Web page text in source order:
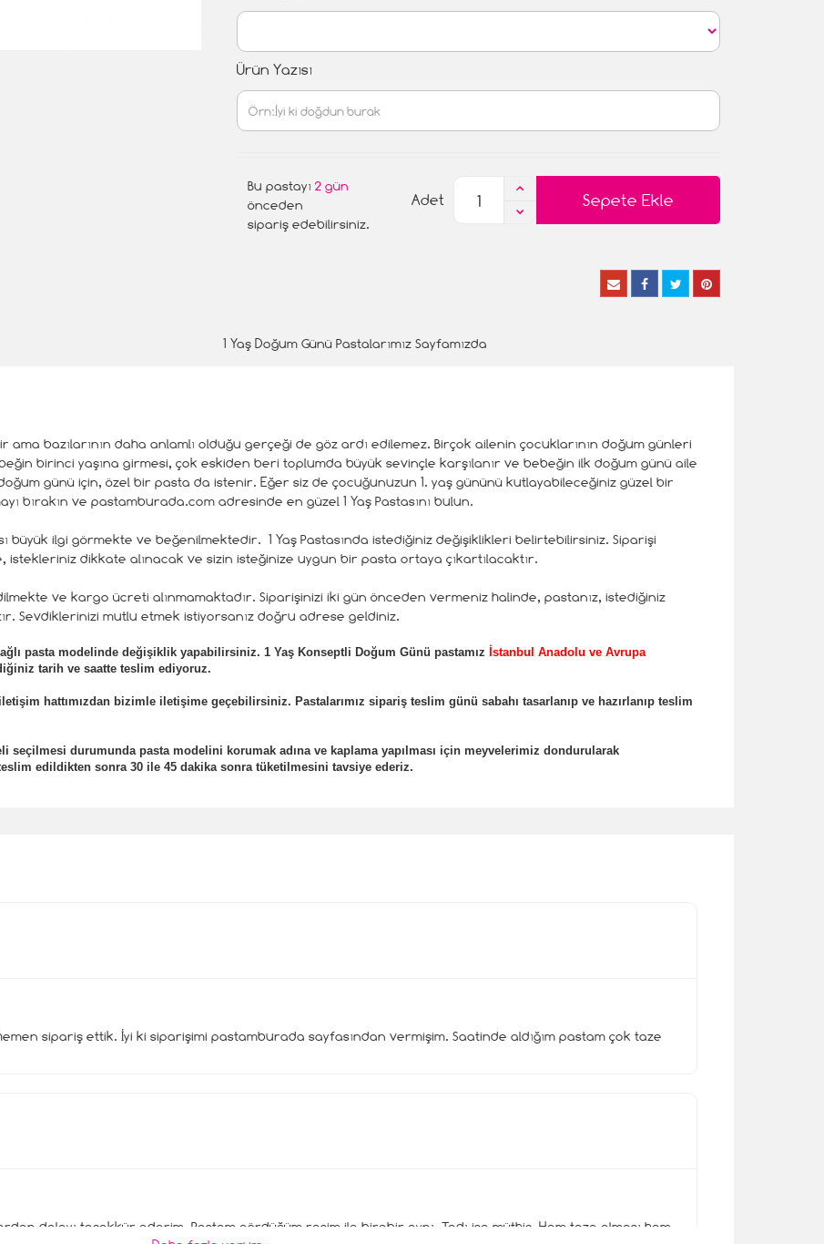
Ürün Yazısı
Bu pastayı 2 gün
önceden
sipariş edebilirsiniz.
Sepete Ekle
Adet
1 Yaş Doğum Günü Pastalarımız Sayfamızda
ama bazılarının daha anlamlı olduğu gerçeği de göz ardı edilemez. Birçok ailenin çocuklarının doğum günleri
birinci yaşına girmesi, çok eskiden beri toplumda büyük sevinçle karşılanır ve bebeğin ilk doğum günü aile
günü için, özel bir pasta da istenir. Eğer siz de çocuğunuzun 1. yaş gününü kutlayabileceğiniz güzel bir
bırakın ve pastamburada.com adresinde en güzel 1 Yaş Pastasını bulun.
büyük ilgi görmekte ve beğenilmektedir. 1 Yaş Pastasında istediğiniz değişiklikleri belirtebilirsiniz. Siparişi
dikkate alınacak ve sizin isteğinize uygun bir pasta ortaya çıkartılacaktır.
ve kargo ücreti alınmamaktadır. Siparişinizi iki gün önceden vermeniz halinde, pastanız, istediğiniz
Sevdiklerinizi mutlu etmek istiyorsanız doğru adrese geldiniz.
pasta modelinde değişiklik yapabilirsiniz. 1 Yaş Konseptli Doğum Günü pastamız İstanbul Anadolu ve Avrupa
tarih ve saatte teslim ediyoruz.
iletişim hattımızdan bizimle iletişime geçebilirsiniz. Pastalarımız sipariş teslim günü sabahı tasarlanıp ve hazırlanıp teslim
seçilmesi durumunda pasta modelini korumak adına ve kaplama yapılması için meyvelerimiz dondurularak
edildikten sonra 30 ile 45 dakika sonra tüketilmesini tavsiye ederiz.
sipariş ettik. İyi ki siparişimi pastamburada sayfasından vermişim. Saatinde aldığım pastam çok taze
dolayı teşekkür ederim. Pastam gördüğüm resim ile birebir aynı. Tadı ise müthiş. Hem taze olması hem